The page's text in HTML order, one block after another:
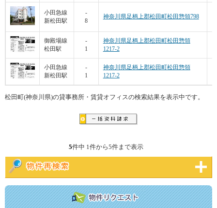
小田急線
新松田駅
-
8
神奈川県足柄上郡松田町松田惣領798
御殿場線
松田駅
-
1
神奈川県足柄上郡松田町松田惣領
1217-2
小田急線
新松田駅
-
1
神奈川県足柄上郡松田町松田惣領
1217-2
松田町(神奈川県)の貸事務所・賃貸オフィスの検索結果を表示中です。
5件中 1件から5件まで表示